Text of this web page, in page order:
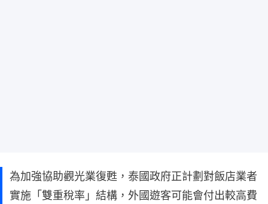
為加強協助觀光業復甦，泰國政府正計劃對飯店業者
實施「雙重稅率」結構，外國遊客可能會付出較高費